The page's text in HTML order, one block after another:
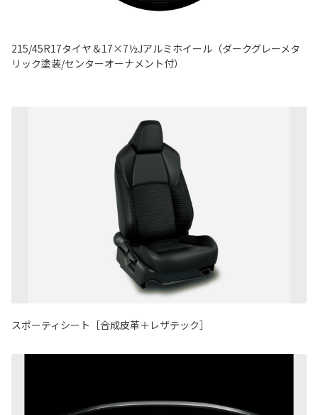
215/45R17タイヤ＆17×7½Jアルミホイール（ダークグレーメタ
リック塗装/センターオーナメント付）
スポーティシート［合成皮革＋レザテック］